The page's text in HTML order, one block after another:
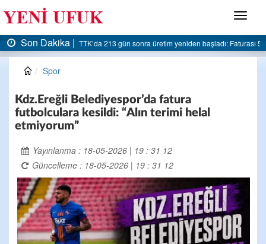
Menü
Son Dakika | AK Parti Ereğli İlçe Başkanlığı’ndan belediyeye sert
Spor
Kdz.Ereğli Belediyespor’da fatura
futbolculara kesildi: “Alın terimi helal
etmiyorum”
Yayınlanma : 18-05-2026 | 19 : 31 12
Güncelleme : 18-05-2026 | 19 : 31 12